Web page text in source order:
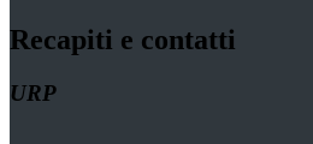
Recapiti e contatti
URP